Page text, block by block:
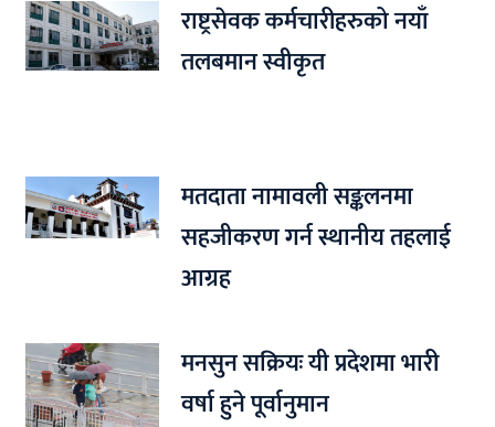
राष्ट्रसेवक कर्मचारीहरुको नयाँ
तलबमान स्वीकृत
मतदाता नामावली सङ्कलनमा
सहजीकरण गर्न स्थानीय तहलाई
आग्रह
मनसुन सक्रियः यी प्रदेशमा भारी
वर्षा हुने पूर्वानुमान